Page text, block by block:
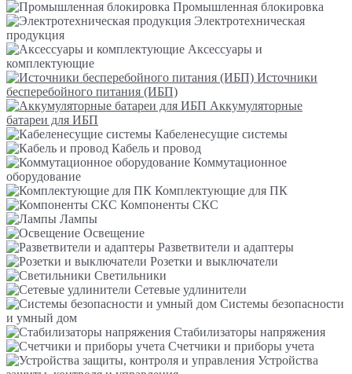
Промышленная блокировка
Электротехническая
продукция
Аксессуары и
комплектующие
Источники
бесперебойного питания (ИБП)
Аккумуляторные
батареи для ИБП
Кабеленесущие системы
Кабель и провод
Коммутационное
оборудование
Комплектующие для ПК
Компоненты СКС
Лампы
Освещение
Разветвители и адаптеры
Розетки и выключатели
Светильники
Сетевые удлинители
Системы безопасности
и умный дом
Стабилизаторы напряжения
Счетчики и приборы учета
Устройства